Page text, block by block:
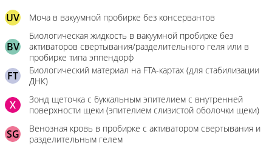
UV Моча в вакуумной пробирке без консервантов
BV
Биологическая жидкость в вакуумной пробирке без
активаторов свертывания/разделительного геля или в
пробирке типа эппендорф
FT
Биологический материал на FTA-картах (для стабилизации
ДНК)
X
Зонд щеточка с буккальным эпителием с внутренней
поверхности щеки (эпителием слизистой оболочки щеки)
SG
Венозная кровь в пробирке с активатором свертывания и
разделительным гелем